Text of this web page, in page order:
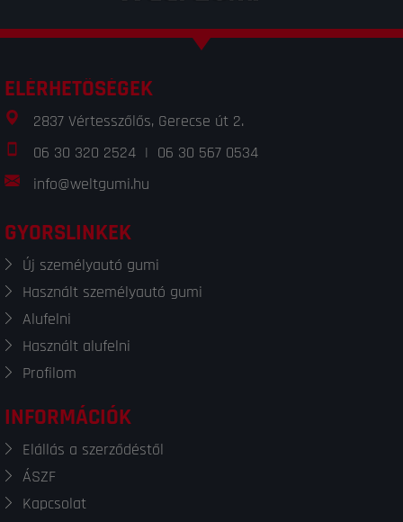
ELÉRHETŐSÉGEK
2837 Vértesszőlős, Gerecse út 2.
06 30 320 2524 | 06 30 567 0534
info@weltgumi.hu
GYORSLINKEK
Új személyautó gumi
Használt személyautó gumi
Alufelni
Használt alufelni
Profilom
INFORMÁCIÓK
Elállás a szerződéstől
ÁSZF
Kapcsolat